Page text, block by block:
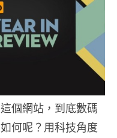
個網站，到底數碼
何呢？用科技角度